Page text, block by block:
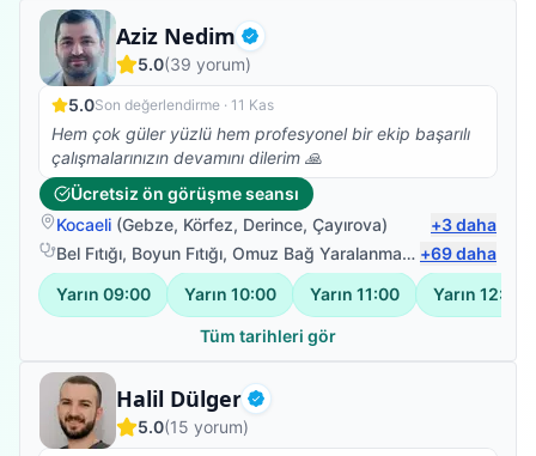
Aziz Nedim Doğrulanmış
Uzman Fizyoterapist
5.0(39 yorum)
5.0Son değerlendirme · 11 Kas
Hem çok güler yüzlü hem profesyonel bir ekip başarılı
çalışmalarınızın devamını dilerim 🙏
Ücretsiz ön görüşme seansı
Kocaeli (Gebze, Körfez, Derince, Çayırova) +3daha
Bel Fıtığı, Boyun Fıtığı, Omuz Bağ Yaralanması ,Protez
+69daha
Yarın 09:00 Yarın 10:00 Yarın 11:00 Yarın 12:00
Tüm tarihleri gör
Halil Dülger Doğrulanmış
Fizyoterapist
5.0(15 yorum)